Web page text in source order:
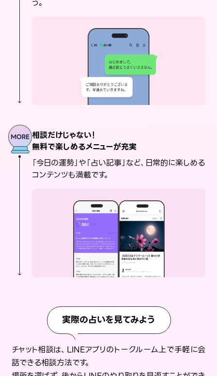
う。
相談だけじゃない！
無料で楽しめるメニューが充実
「今日の運勢」や「占い記事」など、日常的に楽しめる
コンテンツも満載です。
実際の占いを見てみよう
チャット相談は、LINEアプリのトークルーム上で手軽に会
話できる相談方法です。